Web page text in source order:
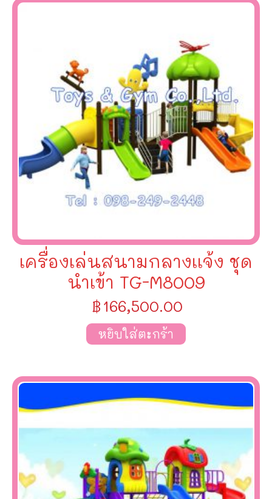
เครื่องเล่นสนามกลางเเจ้ง ชุด
นำเข้า TG-M8009
฿166,500.00
หยิบใส่ตะกร้า